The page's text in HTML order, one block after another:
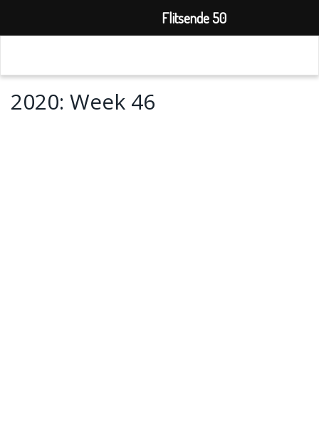
2020: Week 46
Flitsende 50